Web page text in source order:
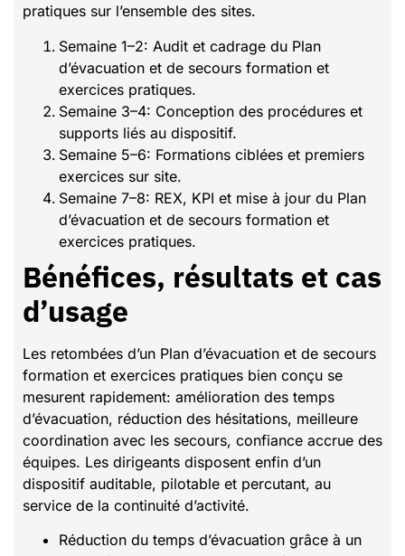
pratiques sur l’ensemble des sites.
Semaine 1–2: Audit et cadrage du Plan
d’évacuation et de secours formation et
exercices pratiques.
Semaine 3–4: Conception des procédures et
supports liés au dispositif.
Semaine 5–6: Formations ciblées et premiers
exercices sur site.
Semaine 7–8: REX, KPI et mise à jour du Plan
d’évacuation et de secours formation et
exercices pratiques.
Bénéfices, résultats et cas
d’usage
Les retombées d’un Plan d’évacuation et de secours
formation et exercices pratiques bien conçu se
mesurent rapidement: amélioration des temps
d’évacuation, réduction des hésitations, meilleure
coordination avec les secours, confiance accrue des
équipes. Les dirigeants disposent enfin d’un
dispositif auditable, pilotable et percutant, au
service de la continuité d’activité.
Réduction du temps d’évacuation grâce à un